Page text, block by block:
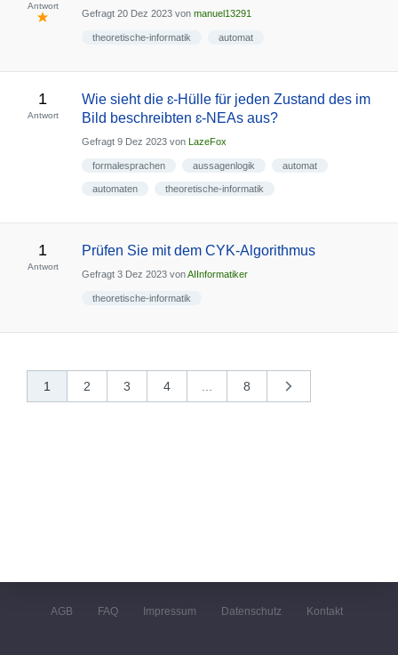
Antwort
Gefragt 20 Dez 2023 von manuel13291
theoretische-informatik automat
1
Antwort
Wie sieht die ɛ-Hülle für jeden Zustand des im
Bild beschreibten ɛ-NEAs aus?
Gefragt 9 Dez 2023 von LazeFox
formalesprachen aussagenlogik automat
automaten theoretische-informatik
1
Antwort
Prüfen Sie mit dem CYK-Algorithmus
Gefragt 3 Dez 2023 vonAIInformatiker
theoretische-informatik
1 2 3 4 8
AGB FAQ Impressum Datenschutz Kontakt